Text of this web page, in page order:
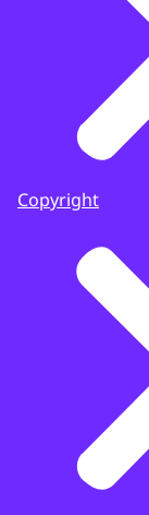
Copyright